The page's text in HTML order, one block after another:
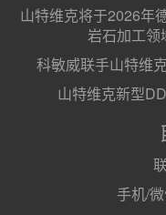
山特维克将于2026年
岩石加工领
科敏威联手山特维
山特维克新型
手机/